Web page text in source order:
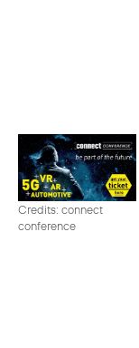
Credits: connect
conference